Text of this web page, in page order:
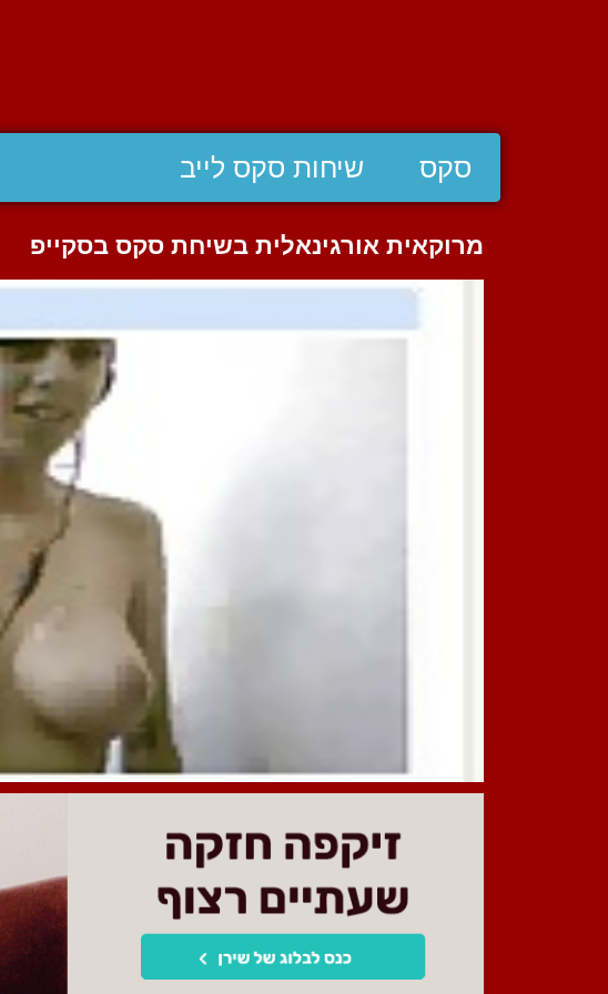
סקס שיחות סקס לייב
מרוקאית אורגינאלית בשיחת סקס בסקייפ